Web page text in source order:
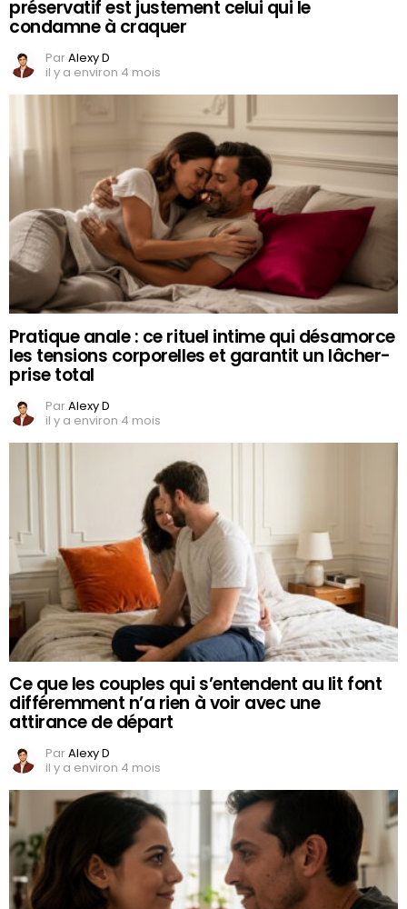
préservatif est justement celui qui le
condamne à craquer
ParAlexy D
il y a environ 4 mois
Pratique anale : ce rituel intime qui désamorce
les tensions corporelles et garantit un lâcher-
prise total
ParAlexy D
il y a environ 4 mois
Ce que les couples qui s’entendent au lit font
différemment n’a rien à voir avec une
attirance de départ
ParAlexy D
il y a environ 4 mois